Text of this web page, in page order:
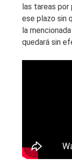
las tareas por
ese plazo sin
la
quedará sin